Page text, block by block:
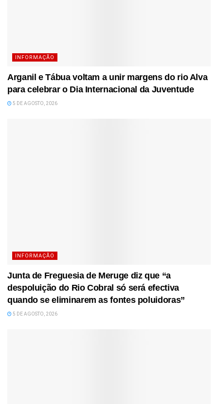
INFORMAÇÃO
Arganil e Tábua voltam a unir margens do rio Alva
para celebrar o Dia Internacional da Juventude
5 DE AGOSTO, 2026
INFORMAÇÃO
Junta de Freguesia de Meruge diz que “a
despoluição do Rio Cobral só será efectiva
quando se eliminarem as fontes poluidoras”
5 DE AGOSTO, 2026